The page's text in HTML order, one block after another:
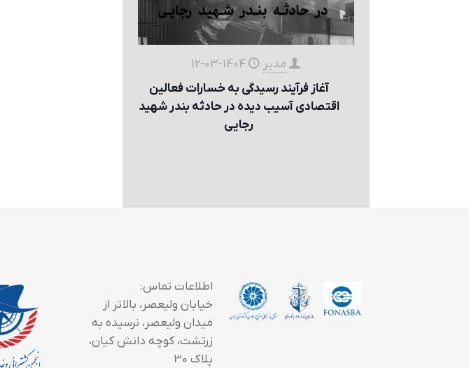
مدیر
1404-03-12
آغاز فرآیند رسیدگی به خسارات فعالين
اقتصادی آسيب ديده در حادثه بندر شهيد
رجايی
اطلاعات تماس:
خیابان ولیعصر، بالاتر از
میدان ولیعصر، نرسیده به
زرتشت، کوچه دانش کیان،
پلاک 30